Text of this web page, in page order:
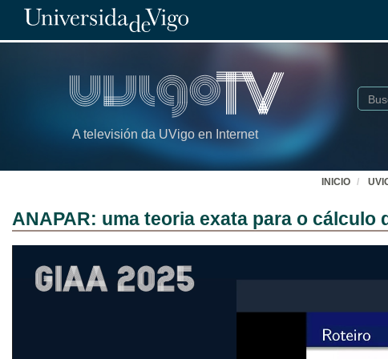
A televisión da UVigo en Internet
Buscar
INICIO
ANAPAR: uma teoria exata para o